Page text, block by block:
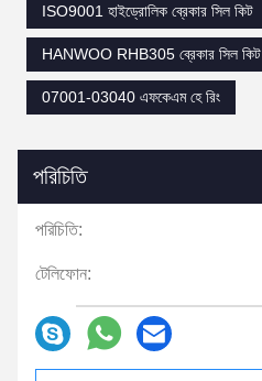
ISO9001 হাইড্রোলিক ব্রেকার সিল কিট
HANWOO RHB305 ব্রেকার সিল কিট
07001-03040 এফকেএম হে রিং
পরিচিতি
পরিচিতি:
টেলিফোন: